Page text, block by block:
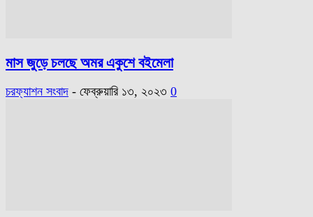
মাস জুড়ে চলছে অমর একুশে বইমেলা
চরফ্যাশন সংবাদ - ফেব্রুয়ারি ১৩, ২০২৩ 0